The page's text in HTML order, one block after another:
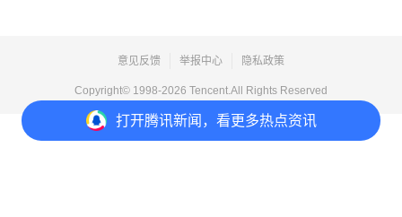
打开腾讯新闻，看更多热点资讯
意见反馈 举报中心 隐私政策
Copyright© 1998-2026 Tencent.All Rights Reserved